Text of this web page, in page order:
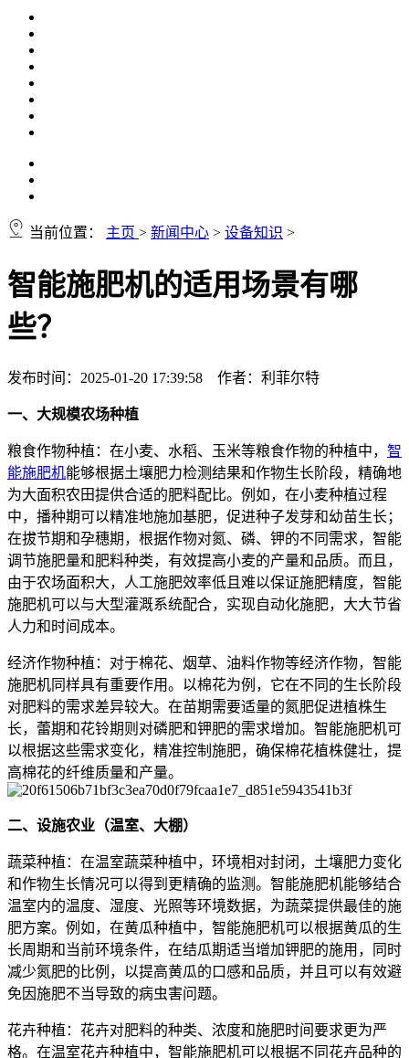
当前位置： 主页 > 新闻中心 > 设备知识 >
智能施肥机的适用场景有哪
些？
发布时间：2025-01-20 17:39:58 作者：利菲尔特
一、大规模农场种植
粮食作物种植：在小麦、水稻、玉米等粮食作物的种植中， 智
能施肥机能够根据土壤肥力检测结果和作物生长阶段，精确地
为大面积农田提供合适的肥料配比。例如，在小麦种植过程
中，播种期可以精准地施加基肥，促进种子发芽和幼苗生长；
在拔节期和孕穗期，根据作物对氮、磷、钾的不同需求，智能
调节施肥量和肥料种类，有效提高小麦的产量和品质。而且，
由于农场面积大，人工施肥效率低且难以保证施肥精度，智能
施肥机可以与大型灌溉系统配合，实现自动化施肥，大大节省
人力和时间成本。
经济作物种植：对于棉花、烟草、油料作物等经济作物，智能
施肥机同样具有重要作用。以棉花为例，它在不同的生长阶段
对肥料的需求差异较大。在苗期需要适量的氮肥促进植株生
长，蕾期和花铃期则对磷肥和钾肥的需求增加。智能施肥机可
以根据这些需求变化，精准控制施肥，确保棉花植株健壮，提
高棉花的纤维质量和产量。
二、设施农业（温室、大棚）
蔬菜种植：在温室蔬菜种植中，环境相对封闭，土壤肥力变化
和作物生长情况可以得到更精确的监测。智能施肥机能够结合
温室内的温度、湿度、光照等环境数据，为蔬菜提供最佳的施
肥方案。例如，在黄瓜种植中，智能施肥机可以根据黄瓜的生
长周期和当前环境条件，在结瓜期适当增加钾肥的施用，同时
减少氮肥的比例，以提高黄瓜的口感和品质，并且可以有效避
免因施肥不当导致的病虫害问题。
花卉种植：花卉对肥料的种类、浓度和施肥时间要求更为严
格。在温室花卉种植中，智能施肥机可以根据不同花卉品种的